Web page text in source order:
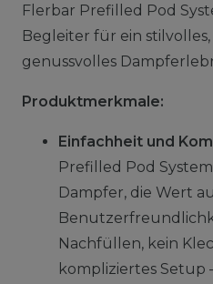
Flerbar Prefilled Pod
Begleiter für ein
genussvolles
Produktmerkmale:
Einfachheit und
Prefilled Pod
Dampfer, die Wert
Nachfüllen, kein
kompliziertes Setup